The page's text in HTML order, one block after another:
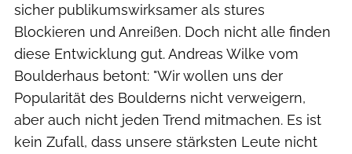
sicher publikumswirksamer als stures
Blockieren und Anreißen. Doch nicht alle finden
diese Entwicklung gut. Andreas Wilke vom
Boulderhaus betont: "Wir wollen uns der
Popularität des Boulderns nicht verweigern,
aber auch nicht jeden Trend mitmachen. Es ist
kein Zufall, dass unsere stärksten Leute nicht